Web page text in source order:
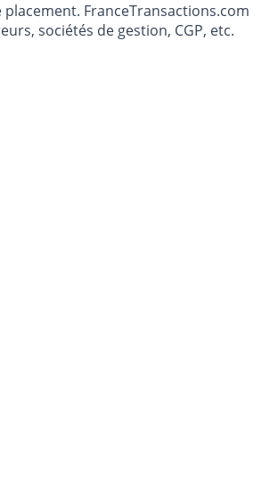
FranceTransactions.com
sociétés de gestion, CGP, etc.